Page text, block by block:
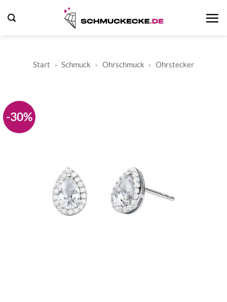
Inhalt
Start » Schmuck » Ohrschmuck » Ohrstecker
-30%